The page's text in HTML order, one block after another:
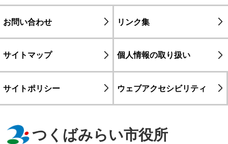
お問い合わせ リンク集
サイトマップ 個人情報の取り扱い
サイトポリシー ウェブアクセシビリティ
つくばみらい市役所